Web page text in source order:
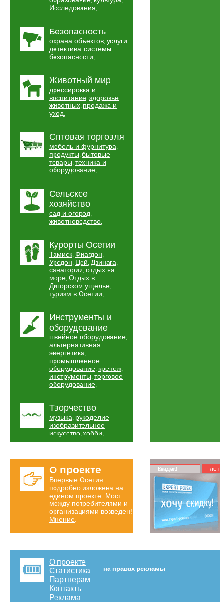
Исследования,
Безопасность
охрана объектов, услуги
детектива, системы
безопасности,
Животный мир
дрессировка и
воспитание, здоровье
животных, продажа и
уход,
Оптовая торговля
мебель и фурнитура,
продукты, бытовые
товары, техника и
оборудование,
Сельское
хозяйство
сад и огород,
животноводство,
Курорты Осетии
Тамиск, Фиагдон,
Урсдон, Цей, Дзинага,
санатории, отдых на
море, Отдых в
Дигорском ущелье,
туризм в Осетии,
Инструменты и
оборудование
швейное оборудование,
альтернативная
энергетика,
промышленное
оборудование, крепеж,
инструменты, торговое
оборудование,
Творчество
музыка, рукоделие,
изобразительное
искусство, хобби,
О проекте
Впервые Осетия
подробно изложена на
едином проекте . Мост
между потребителями и
организациями возведен!
Мнение
Карта скидок!
О проекте
Статистика
Партнерам
Контакты
Реклама
на правах рекламы